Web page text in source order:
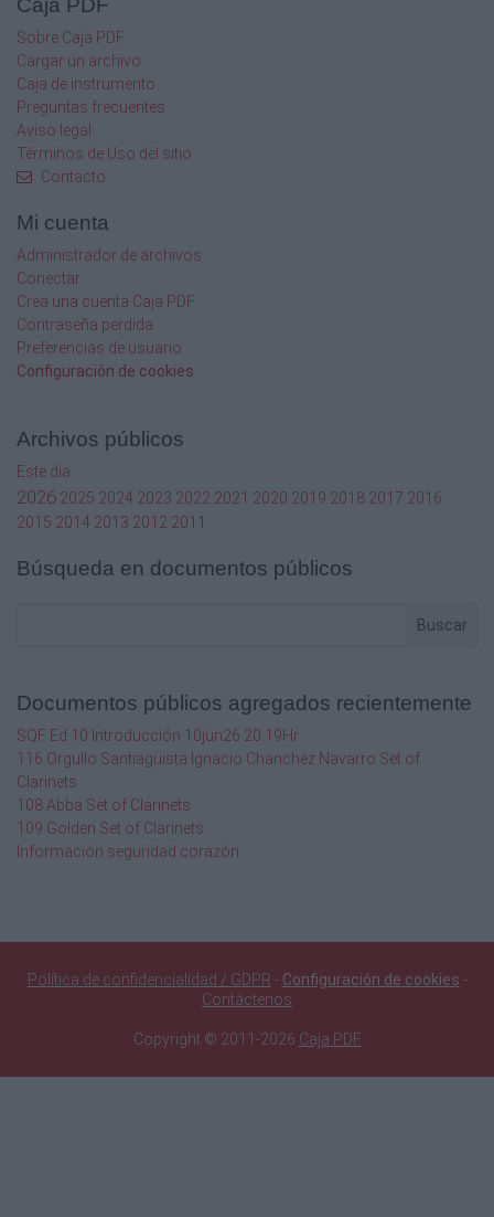
Caja PDF
Sobre Caja PDF
Cargar un archivo
Caja de instrumento
Preguntas frecuentes
Aviso legal
Términos de Uso del sitio
Contacto
Mi cuenta
Administrador de archivos
Conectar
Crea una cuenta Caja PDF
Contraseña perdida
Preferencias de usuario
Configuración de cookies
Archivos públicos
Este dia
2026 2025 2024 2023 2022 2021 2020 2019 2018 2017 2016
2015 2014 2013 2012 2011
Búsqueda en documentos públicos
Buscar
Documentos públicos agregados recientemente
SQF Ed 10 Introducción 10jun26 20.19Hr
116 Orgullo Santiaguista Ignacio Chanchez Navarro Set of
Clarinets
108 Abba Set of Clarinets
109 Golden Set of Clarinets
Información seguridad corazón
Política de confidencialidad / GDPR - Configuración de cookies -
Contáctenos
Copyright © 2011-2026 Caja PDF